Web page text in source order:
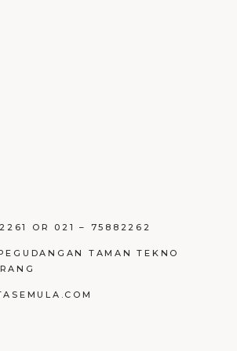
OR 021 – 75882262
TAMAN TEKNO